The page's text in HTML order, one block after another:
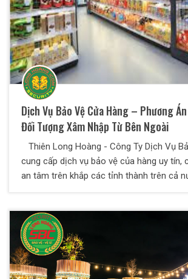
Dịch Vụ Bảo Vệ Cửa Hàng – Phương
Đối Tượng Xâm Nhập Từ Bên Ngoài
Thiên Long Hoàng - Công Ty Dịch Vụ
cung cấp dịch vụ bảo vệ của hàng uy tín,
an tâm trên khắp các tỉnh thành trên cả